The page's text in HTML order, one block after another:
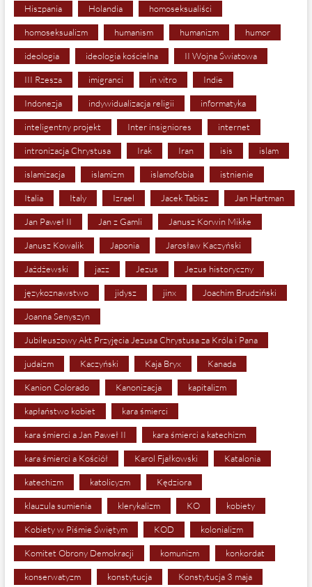
Hiszpania Holandia homoseksualiści
homoseksualizm humanism humanizm humor
ideologia ideologia kościelna II Wojna Światowa
III Rzesza imigranci in vitro Indie
Indonezja indywidualizacja religii informatyka
inteligentny projekt Inter insigniores internet
intronizacja Chrystusa Irak Iran isis islam
islamizacja islamizm islamofobia istnienie
Italia Italy Izrael Jacek Tabisz Jan Hartman
Jan Paweł II Jan z Gamli Janusz Korwin Mikke
Janusz Kowalik Japonia Jarosław Kaczyński
Jażdżewski jazz Jezus Jezus historyczny
językoznawstwo jidysz jinx Joachim Brudziński
Joanna Senyszyn
Jubileuszowy Akt Przyjęcia Jezusa Chrystusa za Króla i Pana
judaizm Kaczyński Kaja Bryx Kanada
Kanion Colorado Kanonizacja kapitalizm
kapłaństwo kobiet kara śmierci
kara śmierci a Jan Paweł II kara śmierci a katechizm
kara śmierci a Kościół Karol Fjałkowski Katalonia
katechizm katolicyzm Kędziora
klauzula sumienia klerykalizm KO kobiety
Kobiety w Piśmie Świętym KOD kolonializm
Komitet Obrony Demokracji komunizm konkordat
konserwatyzm konstytucja Konstytucja 3 maja